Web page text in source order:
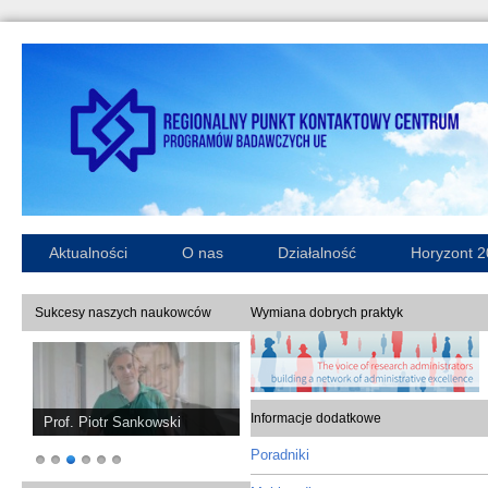
Aktualności O nas Działalność Horyzont
Sukcesy naszych naukowców
Prof. Piotr Sankowski
Wymiana dobrych praktyk
Informacje dodatkowe
Poradniki